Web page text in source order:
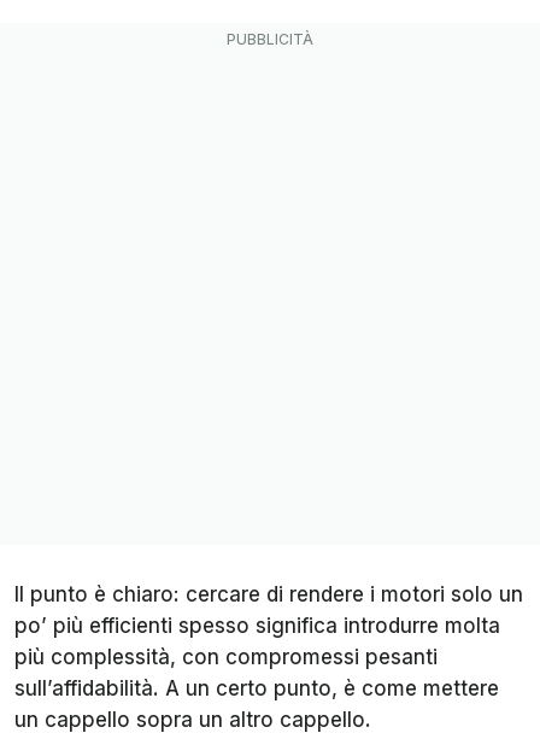
Il punto è chiaro: cercare di rendere i motori solo un
po’ più efficienti spesso significa introdurre molta
più complessità, con compromessi pesanti
sull’affidabilità. A un certo punto, è come mettere
un cappello sopra un altro cappello.